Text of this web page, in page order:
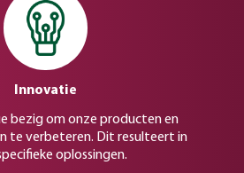
Innovatie
bezig om onze producten en
te verbeteren. Dit resulteert in
oplossingen.